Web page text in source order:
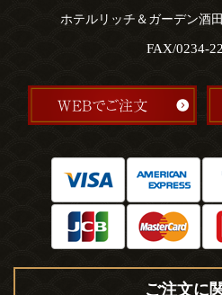
ホテルリッチ＆ガーデン酒
FAX/0234-
ご注文に